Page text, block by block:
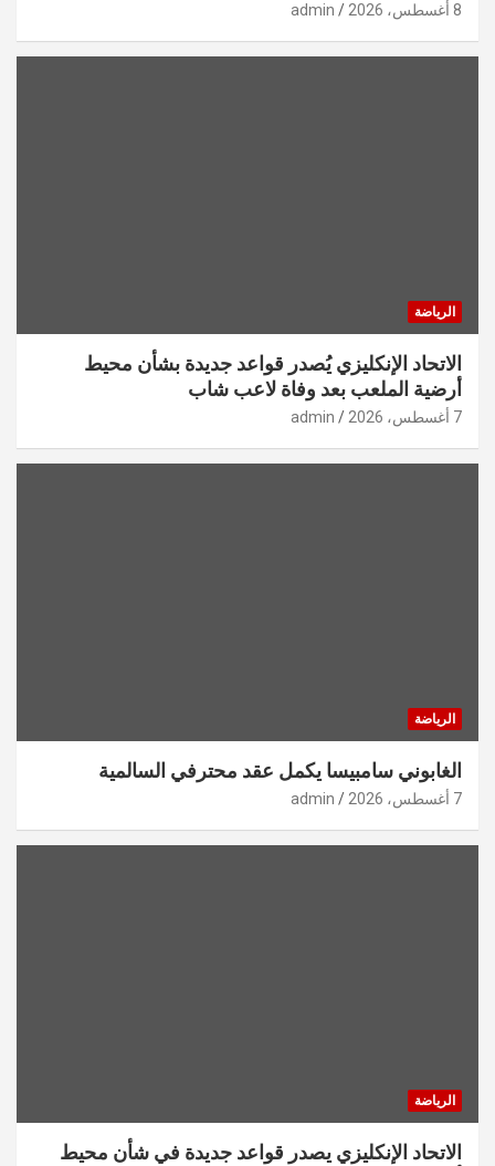
8 أغسطس، 2026 admin
الرياضة
الاتحاد الإنكليزي يُصدر قواعد جديدة بشأن محيط
أرضية الملعب بعد وفاة لاعب شاب
7 أغسطس، 2026 admin
الرياضة
الغابوني سامبيسا يكمل عقد محترفي السالمية
7 أغسطس، 2026 admin
الرياضة
الاتحاد الإنكليزي يصدر قواعد جديدة في شأن محيط